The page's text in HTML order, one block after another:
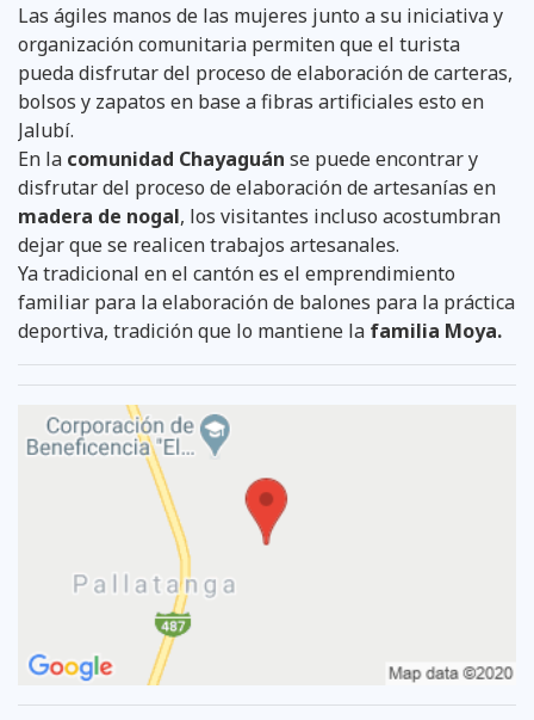
Las ágiles manos de las mujeres junto a su iniciativa y
organización comunitaria permiten que el turista
pueda disfrutar del proceso de elaboración de carteras,
bolsos y zapatos en base a fibras artificiales esto en
Jalubí.
En la comunidad Chayaguán se puede encontrar y
disfrutar del proceso de elaboración de artesanías en
madera de nogal, los visitantes incluso acostumbran
dejar que se realicen trabajos artesanales.
Ya tradicional en el cantón es el emprendimiento
familiar para la elaboración de balones para la práctica
deportiva, tradición que lo mantiene la familia Moya.